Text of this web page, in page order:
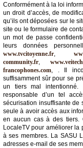
Conformément à la loi
un droit d’accès, de
qu’ils ont déposées sur le
site ou le formulaire de
un mot de passe
leurs données
www.tvcitoyenne.fr
community.fr
francophones.com , . Il
suffisamment sûr pour se
un tiers mal
responsable d’un tel
sécurisation insuffisante de
seule à avoir accès aux
en aucun cas à des tiers.
LocaleTV pour améliorer la
à ses membres. La SASU
adresses e-mail de ses